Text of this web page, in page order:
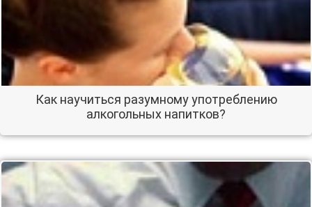
Как научиться разумному употреблению
алкогольных напитков?